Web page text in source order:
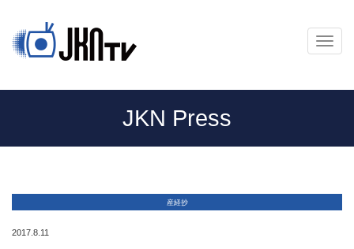
メ
ニ
ー
JKN Press
産経抄
2017.8.11